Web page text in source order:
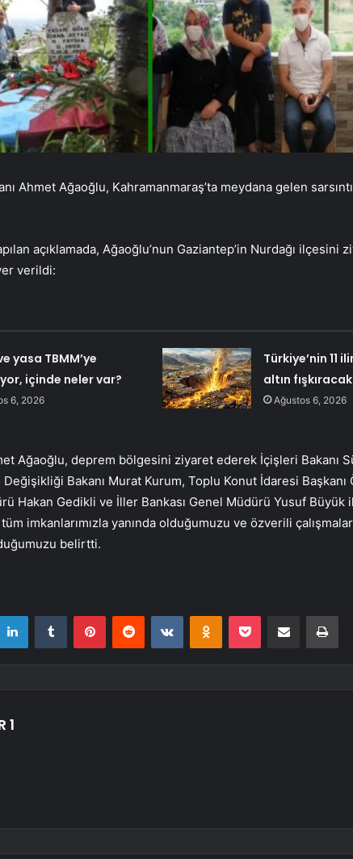
Ahmet Ağaoğlu, Kahramanmaraş’ta meydana gelen
açıklamada, Ağaoğlu’nun Gaziantep’in Nurdağı ilçesini
verildi:
yasa TBMM’ye
içinde neler var?
6, 2026
Türkiye’nin 11
altın fışkıracak
Ağustos 6, 2026
Ağaoğlu, deprem bölgesini ziyaret ederek İçişleri Bakanı
Bakanı Murat Kurum, Toplu Konut İdaresi Başkanı
Hakan Gedikli ve İller Bankası Genel Müdürü Yusuf Büyük
imkanlarımızla yanında olduğumuzu ve özverili
belirtti.
LinkedInTumblr PinterestReddit VKontakteOdnoklassniki
Pocket E-Posta ile paylaş
1